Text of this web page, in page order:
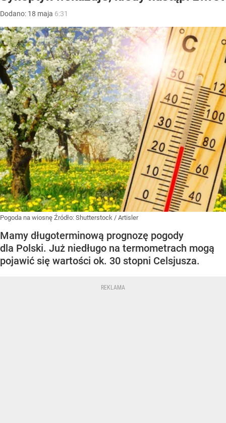
Dodano: 18 maja 6:31
Pogoda na wiosnę Źródło: Shutterstock / Artisler
Mamy długoterminową prognozę pogody
dla Polski. Już niedługo na termometrach mogą
pojawić się wartości ok. 30 stopni Celsjusza.